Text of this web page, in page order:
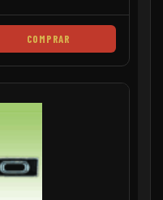
COMPRAR